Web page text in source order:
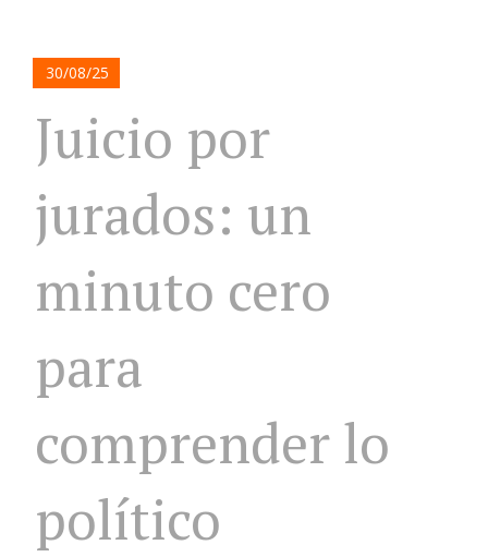
30/08/25
Juicio por
jurados: un
minuto cero
para
comprender lo
político